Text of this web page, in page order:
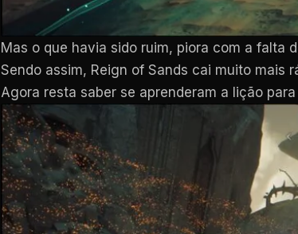
Mas o que havia sido ruim, piora com a falta
Sendo assim, Reign of Sands cai muito mais
Agora resta saber se aprenderam a lição